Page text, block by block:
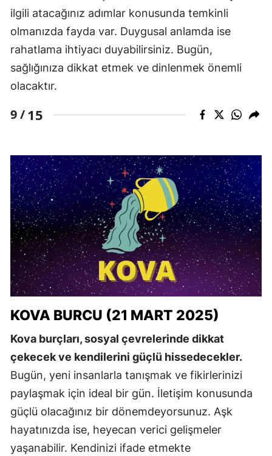
ilgili atacağınız adımlar konusunda temkinli
olmanızda fayda var. Duygusal anlamda ise
rahatlama ihtiyacı duyabilirsiniz. Bugün,
sağlığınıza dikkat etmek ve dinlenmek önemli
olacaktır.
9 /15
KOVA BURCU (21 MART 2025)
Kova burçları, sosyal çevrelerinde dikkat
çekecek ve kendilerini güçlü hissedecekler.
Bugün, yeni insanlarla tanışmak ve fikirlerinizi
paylaşmak için ideal bir gün. İletişim konusunda
güçlü olacağınız bir dönemdeyorsunuz. Aşk
hayatınızda ise, heyecan verici gelişmeler
yaşanabilir. Kendinizi ifade etmekte